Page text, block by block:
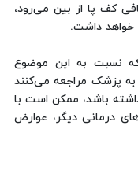
کف پا از بین می‌رود،
خواهد داشت.
که نسبت به این موضوع
پزشک مراجعه می‌کنند
باشد، ممکن است با
درمانی دیگر، عوارض